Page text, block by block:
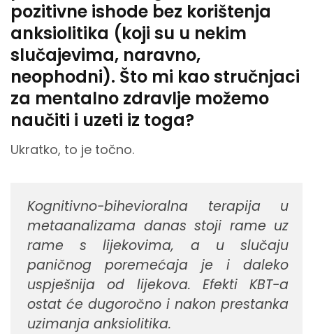
pozitivne ishode bez korištenja
anksiolitika (koji su u nekim
slučajevima, naravno,
neophodni). Što mi kao stručnjaci
za mentalno zdravlje možemo
naučiti i uzeti iz toga?
Ukratko, to je točno.
Kognitivno-bihevioralna terapija u
metaanalizama danas stoji rame uz
rame s lijekovima, a u slučaju
paničnog poremećaja je i daleko
uspješnija od lijekova. Efekti KBT-a
ostat će dugoročno i nakon prestanka
uzimanja anksiolitika.